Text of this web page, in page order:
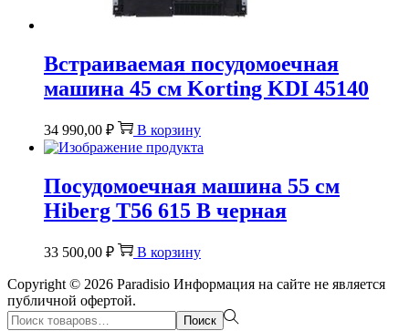
Встраиваемая посудомоечная
машина 45 см Korting KDI 45140
34 990,00 ₽ В корзину
Посудомоечная машина 55 см
Hiberg T56 615 B черная
33 500,00 ₽ В корзину
Copyright © 2026 Paradisio Информация на сайте не является
публичной офертой.
Поиск:>
Поиск